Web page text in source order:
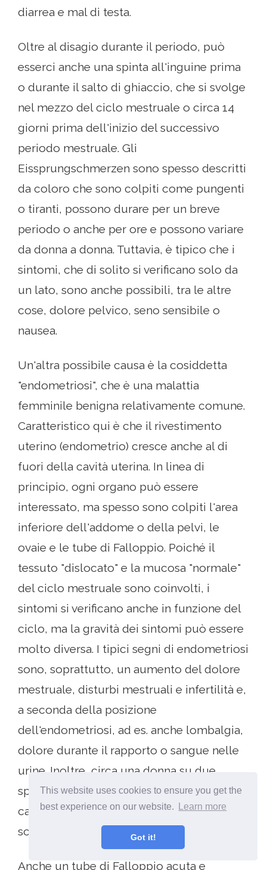
This website uses cookies to ensure you get the
best experience on our website.
Learn more
Got it!
diarrea e mal di testa.
Oltre al disagio durante il periodo, può
esserci anche una spinta all'inguine prima
o durante il salto di ghiaccio, che si svolge
nel mezzo del ciclo mestruale o circa 14
giorni prima dell'inizio del successivo
periodo mestruale. Gli
Eissprungschmerzen sono spesso descritti
da coloro che sono colpiti come pungenti
o tiranti, possono durare per un breve
periodo o anche per ore e possono variare
da donna a donna. Tuttavia, è tipico che i
sintomi, che di solito si verificano solo da
un lato, sono anche possibili, tra le altre
cose, dolore pelvico, seno sensibile o
nausea.
Un'altra possibile causa è la cosiddetta
"endometriosi", che è una malattia
femminile benigna relativamente comune.
Caratteristico qui è che il rivestimento
uterino (endometrio) cresce anche al di
fuori della cavità uterina. In linea di
principio, ogni organo può essere
interessato, ma spesso sono colpiti l'area
inferiore dell'addome o della pelvi, le
ovaie e le tube di Falloppio. Poiché il
tessuto "dislocato" e la mucosa "normale"
del ciclo mestruale sono coinvolti, i
sintomi si verificano anche in funzione del
ciclo, ma la gravità dei sintomi può essere
molto diversa. I tipici segni di endometriosi
sono, soprattutto, un aumento del dolore
mestruale, disturbi mestruali e infertilità e,
a seconda della posizione
dell'endometriosi, ad es. anche lombalgia,
dolore durante il rapporto o sangue nelle
urine. Inoltre, circa una donna su due
sperimenta poche o nessuna restrizione, a
causa della quale la malattia viene spesso
scoperta per caso o per nulla.
Anche un tube di Falloppio acuta e